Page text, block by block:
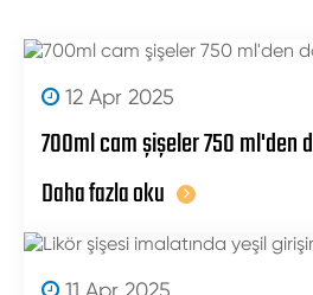
12 Apr 2025
700ml cam şişeler 750 ml'den
Daha fazla oku
11 Apr 2025